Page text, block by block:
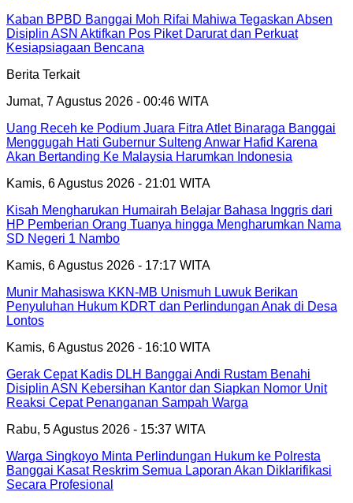
Kaban BPBD Banggai Moh Rifai Mahiwa Tegaskan Absen
Disiplin ASN Aktifkan Pos Piket Darurat dan Perkuat
Kesiapsiagaan Bencana
Berita Terkait
Jumat, 7 Agustus 2026 - 00:46 WITA
Uang Receh ke Podium Juara Fitra Atlet Binaraga Banggai
Menggugah Hati Gubernur Sulteng Anwar Hafid Karena
Akan Bertanding Ke Malaysia Harumkan Indonesia
Kamis, 6 Agustus 2026 - 21:01 WITA
Kisah Mengharukan Humairah Belajar Bahasa Inggris dari
HP Pemberian Orang Tuanya hingga Mengharumkan Nama
SD Negeri 1 Nambo
Kamis, 6 Agustus 2026 - 17:17 WITA
Munir Mahasiswa KKN-MB Unismuh Luwuk Berikan
Penyuluhan Hukum KDRT dan Perlindungan Anak di Desa
Lontos
Kamis, 6 Agustus 2026 - 16:10 WITA
Gerak Cepat Kadis DLH Banggai Andi Rustam Benahi
Disiplin ASN Kebersihan Kantor dan Siapkan Nomor Unit
Reaksi Cepat Penanganan Sampah Warga
Rabu, 5 Agustus 2026 - 15:37 WITA
Warga Singkoyo Minta Perlindungan Hukum ke Polresta
Banggai Kasat Reskrim Semua Laporan Akan Diklarifikasi
Secara Profesional